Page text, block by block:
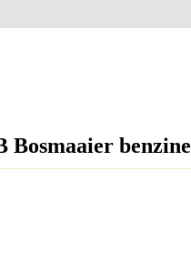
Bosmaaier benzine